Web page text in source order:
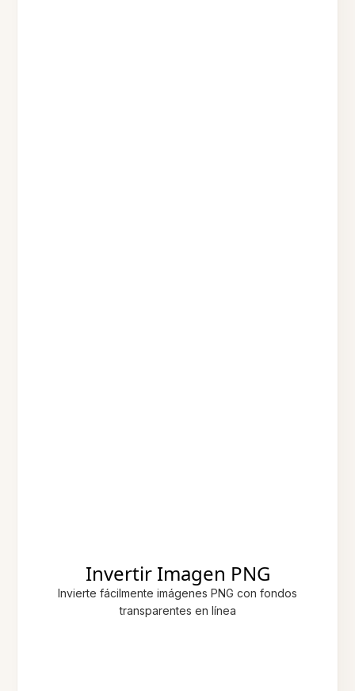
Invertir Imagen PNG
Invierte fácilmente imágenes PNG con fondos
transparentes en línea